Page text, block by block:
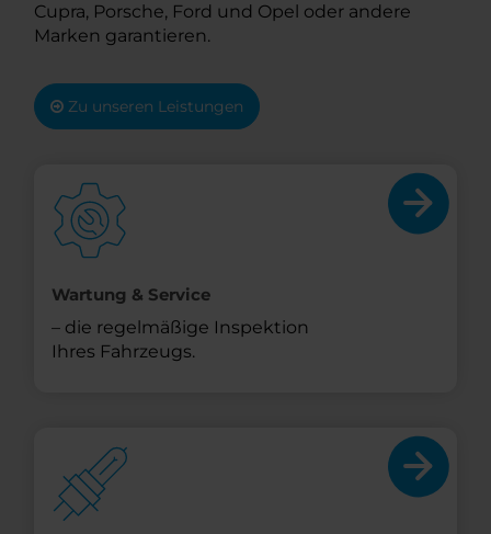
Cupra, Porsche, Ford und Opel oder andere
Marken garantieren.
Zu unseren Leistungen
Wartung & Service
– die regelmäßige Inspektion
Ihres Fahrzeugs.